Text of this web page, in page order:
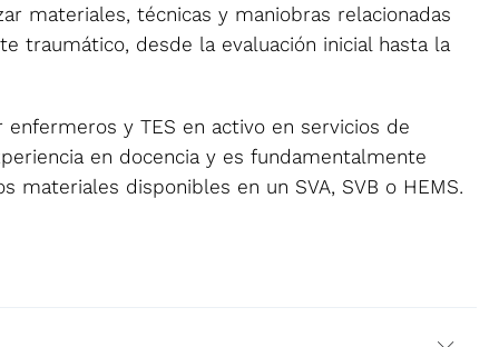
materiales, técnicas y maniobras relacionadas
traumático, desde la evaluación inicial hasta la
y TES en activo en servicios de
en docencia y es fundamentalmente
materiales disponibles en un SVA, SVB o HEMS.